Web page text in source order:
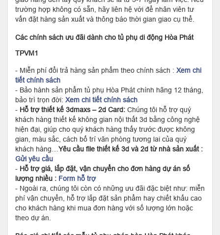
trường hợp không có sẵn, hãy liên hệ với để nhân viên tư
vấn đặt hàng sản xuất và thông báo thời gian giao cụ thể.
Các chính sách ưu đãi dành cho tủ phụ di động Hòa Phát
TPVM1
- Miễn phí đổi trả hàng sản phẩm theo chính sách : Xem chi
tiết chính sách
- Bảo hành sản phẩm tủ phụ Hòa Phát chính hãng 12 tháng,
bảo trì trọn đời: Xem chi tiết chính sách
- Hỗ trợ thiết kế 3dmaxs – 2d Card: Chúng tôi hỗ trợ quý
khách hàng thiết kế không gian nội thất 3d bằng công nghệ
hiện đại, giúp cho quý khách hàng thấy trước được không
gian, màu sắc, cách bố trí văn phòng tương lai của quý
khách hàng… Yêu cầu file thiết kế 3d và 2d từ nhà sản xuất :
Gửi yêu cầu
- Hỗ trợ giá, lắp đặt, vận chuyển cho đơn hàng dự án số
lượng nhiều : Form hỗ trợ
- Ngoài ra, chúng tôi còn có những ưu đãi đặc biệt như: miễn
phí vận chuyển, hỗ trợ lắp đặt sản phẩm hay chiết khấu cao
cho khách hàng khi mua đơn hàng với số lượng lớn hoặc
theo dự án.